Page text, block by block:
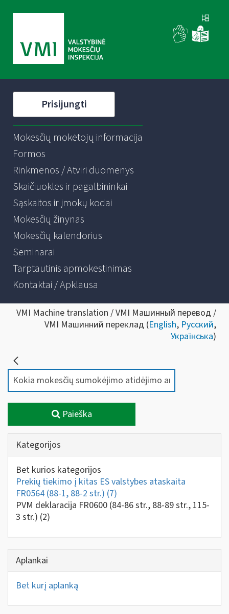
Prisijungti
Mokesčių mokėtojų informacija
Formos
Rinkmenos / Atviri duomenys
Skaičiuoklės ir pagalbininkai
Sąskaitos ir įmokų kodai
Mokesčių žinynas
Mokesčių kalendorius
Seminarai
Tarptautinis apmokestinimas
Kontaktai / Apklausa
VMI Machine translation / VMI Машинный перевод /
VMI Машинний переклад (English, Русский,
Українська)
Paieška
Kategorijos
Bet kurios kategorijos
Prekių tiekimo į kitas ES valstybes ataskaita
FR0564 (88-1, 88-2 str.) (7)
PVM deklaracija FR0600 (84-86 str., 88-89 str., 115-
3 str.) (2)
Aplankai
Bet kurį aplanką